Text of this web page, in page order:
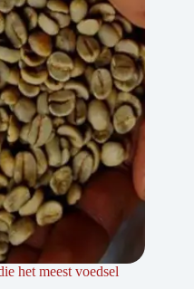
het meest voedsel